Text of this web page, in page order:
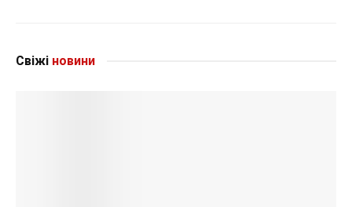
Свіжі новини